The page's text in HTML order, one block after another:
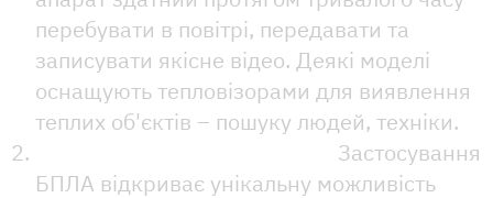
перебувати в повітрі, передавати та
записувати якісне відео. Деякі моделі
оснащують тепловізорами для виявлення
теплих об'єктів – пошуку людей, техніки.
Застосування
БПЛА відкриває унікальну можливість